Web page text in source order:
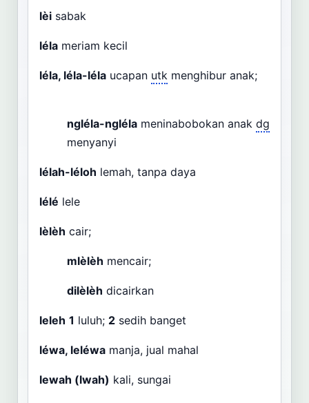
lèi sabak
léla meriam kecil
léla, léla-léla ucapan utk menghibur anak;
ngléla-ngléla meninabobokan anak dg
menyanyi
lélah-léloh lemah, tanpa daya
lélé lele
lèlèh cair;
mlèlèh mencair;
dilèlèh dicairkan
leleh 1 luluh; 2 sedih banget
léwa, leléwa manja, jual mahal
lewah (lwah) kali, sungai